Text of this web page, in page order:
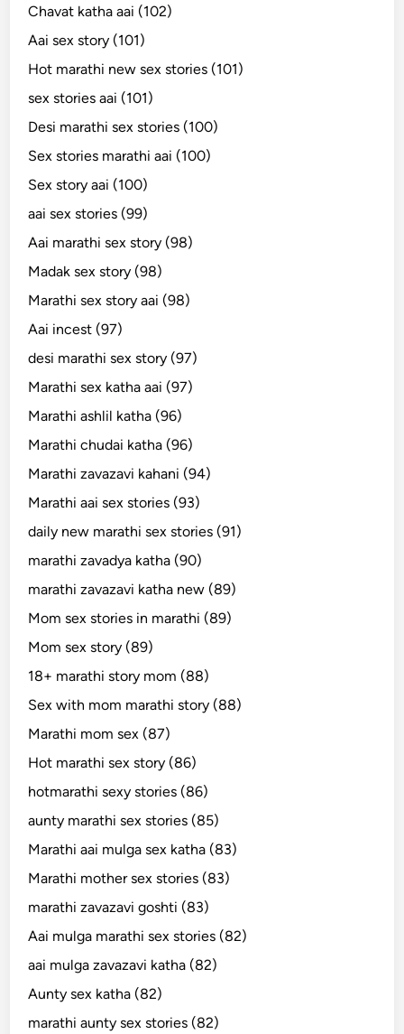
Chavat katha aai (102)
Aai sex story (101)
Hot marathi new sex stories (101)
sex stories aai (101)
Desi marathi sex stories (100)
Sex stories marathi aai (100)
Sex story aai (100)
aai sex stories (99)
Aai marathi sex story (98)
Madak sex story (98)
Marathi sex story aai (98)
Aai incest (97)
desi marathi sex story (97)
Marathi sex katha aai (97)
Marathi ashlil katha (96)
Marathi chudai katha (96)
Marathi zavazavi kahani (94)
Marathi aai sex stories (93)
daily new marathi sex stories (91)
marathi zavadya katha (90)
marathi zavazavi katha new (89)
Mom sex stories in marathi (89)
Mom sex story (89)
18+ marathi story mom (88)
Sex with mom marathi story (88)
Marathi mom sex (87)
Hot marathi sex story (86)
hotmarathi sexy stories (86)
aunty marathi sex stories (85)
Marathi aai mulga sex katha (83)
Marathi mother sex stories (83)
marathi zavazavi goshti (83)
Aai mulga marathi sex stories (82)
aai mulga zavazavi katha (82)
Aunty sex katha (82)
marathi aunty sex stories (82)